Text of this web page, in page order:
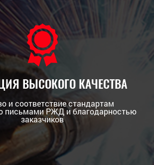
ВЫСОКОГО КАЧЕСТВА
и соответствие стандартам
письмами РЖД и благодарностью
заказчиков